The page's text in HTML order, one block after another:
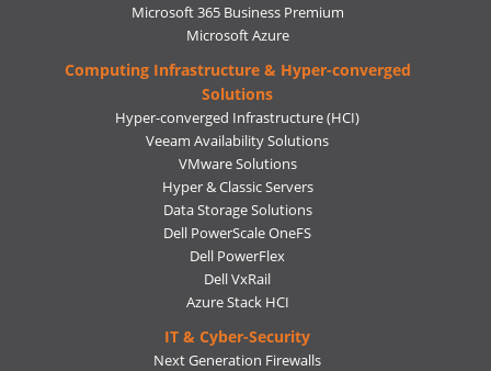
Microsoft 365 Business Premium
Microsoft Azure
Computing Infrastructure & Hyper-converged
Solutions
Hyper-converged Infrastructure (HCI)
Veeam Availability Solutions
VMware Solutions
Hyper & Classic Servers
Data Storage Solutions
Dell PowerScale OneFS
Dell PowerFlex
Dell VxRail
Azure Stack HCI
IT & Cyber-Security
Next Generation Firewalls